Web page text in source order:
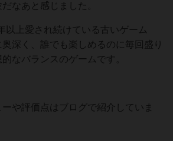
なあと感じました。
以上愛され続けている古いゲーム
深く、誰でも楽しめるのに毎回盛り
なバランスのゲームです。
や評価点はブログで紹介していま